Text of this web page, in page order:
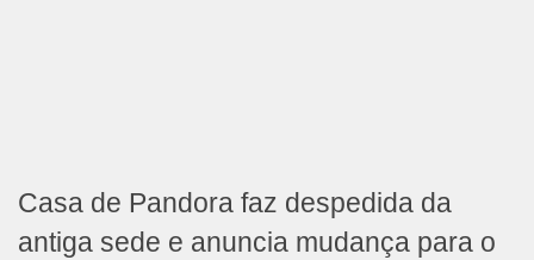
Casa de Pandora faz despedida da
antiga sede e anuncia mudança para o